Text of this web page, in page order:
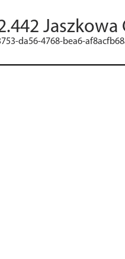
Jaszkowa
da56-4768-bea6-